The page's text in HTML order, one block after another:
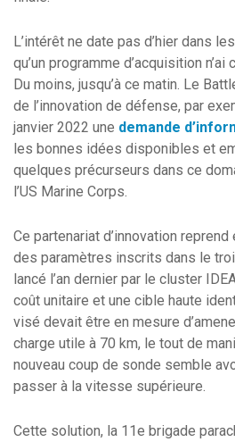
L’intérêt ne date pas d’hier dans
qu’un programme d’acquisition
Du moins, jusqu’à ce matin. Le
de l’innovation de défense, par
janvier 2022 une demande
les bonnes idées disponibles et
quelques précurseurs dans ce
l’US Marine Corps.
Ce partenariat d’innovation
des paramètres inscrits dans le
lancé l’an dernier par le cluster
coût unitaire et une cible haute
visé devait être en mesure
charge utile à 70 km, le tout de
nouveau coup de sonde semble
passer à la vitesse supérieure.
Cette solution, la 11e brigade